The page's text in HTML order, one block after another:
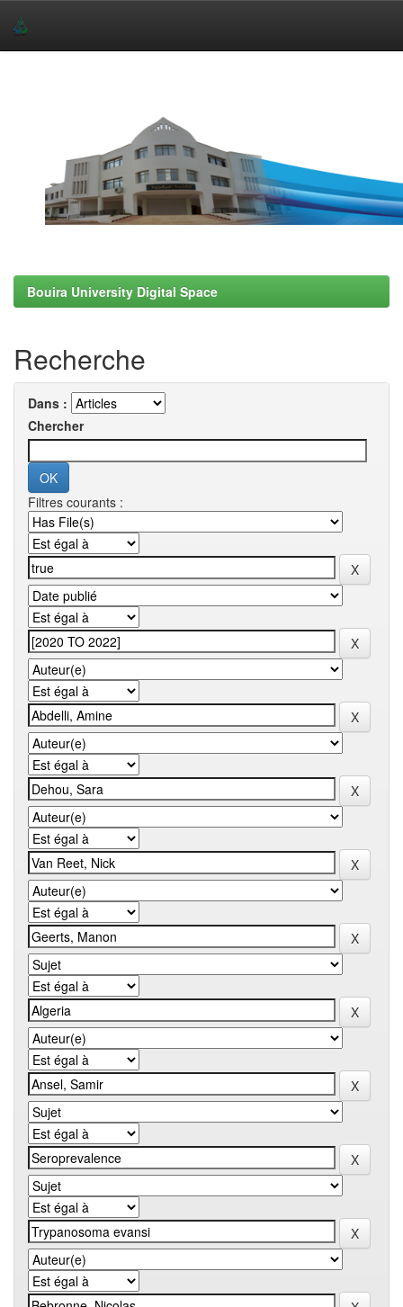
Bouira University Digital Space
Recherche
Dans :
Chercher
Filtres courants :